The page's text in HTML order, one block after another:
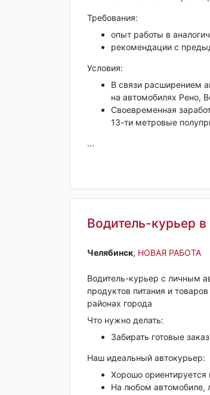
Требования:
опыт работы в
рекомендации с
Условия:
В связи расширением
на автомобилях Рено,
Своевременная
13-ти метровые
...
Водитель-курьер
Челябинск‎, НОВАЯ РАБОТА
Водитель-курьер с личным
пpoдуктов питания и
районах города
Что нужно делать:
Забирать готовые
Наш идеальный автокурьер:
Хорошо ориентируется
На любом автомобиле,